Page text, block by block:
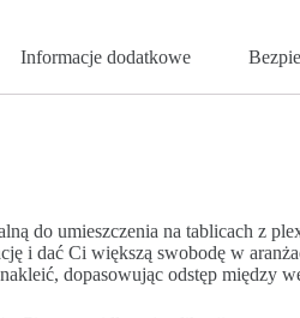
Informacje dodatkowe
do umieszczenia na tablicach z
i dać Ci większą swobodę w
dopasowując odstęp między